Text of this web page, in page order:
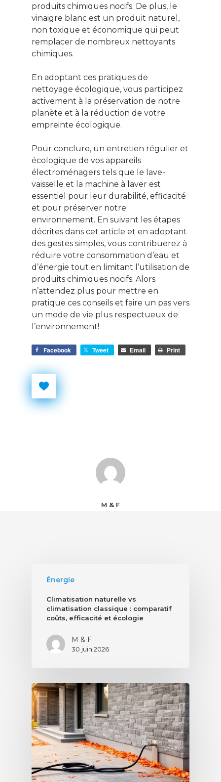
produits chimiques nocifs. De plus, le
vinaigre blanc est un produit naturel,
non toxique et économique qui peut
remplacer de nombreux nettoyants
chimiques.
En adoptant ces pratiques de
nettoyage écologique, vous participez
activement à la préservation de notre
planète et à la réduction de votre
empreinte écologique.
Pour conclure, un entretien régulier et
écologique de vos appareils
électroménagers tels que le lave-
vaisselle et la machine à laver est
essentiel pour leur durabilité, efficacité
et pour préserver notre
environnement. En suivant les étapes
décrites dans cet article et en adoptant
des gestes simples, vous contribuerez à
réduire votre consommation d’eau et
d’énergie tout en limitant l’utilisation de
produits chimiques nocifs. Alors
n’attendez plus pour mettre en
pratique ces conseils et faire un pas vers
un mode de vie plus respectueux de
l’environnement!
Facebook Tweet Email Print
M & F
Énergie
Climatisation naturelle vs
climatisation classique : comparatif
coûts, efficacité et écologie
M & F
30 juin 2026